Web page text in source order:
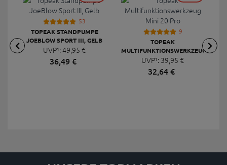
53
TOPEAK STANDPUMPE
JOEBLOW SPORT III, GELB
UVP¹:49,95 €
36,49€
9
TOPEAK
MULTIFUNKTIONSWERKZEUG
MINI 20 PRO
UVP¹: 39,95 €
32,64€